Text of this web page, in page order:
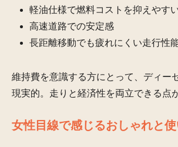
軽油仕様で燃料コストを抑えやす
高速道路での安定感
長距離移動でも疲れにくい走行性
維持費を意識する方にとって、ディー
現実的。走りと経済性を両立できる点
女性目線で感じるおしゃれと